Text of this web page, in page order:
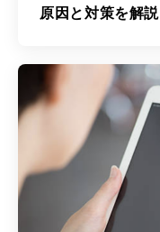
原因と対策を解説